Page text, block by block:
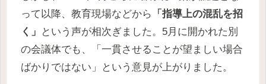
って以降、教育現場などから
「指導上の混乱を招
く」
という声が相次ぎました。5月に開かれた別
の会議体でも、「一貫させることが望ましい場合
ばかりではない」という意見が上がりました。